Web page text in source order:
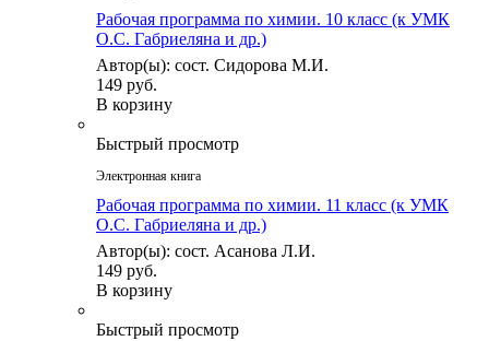
Рабочая программа по химии. 10 класс (к УМК
О.С. Габриеляна и др.)
Автор(ы): сост. Сидорова М.И.
149 руб.
В корзину
Быстрый просмотр
Электронная книга
Рабочая программа по химии. 11 класс (к УМК
О.С. Габриеляна и др.)
Автор(ы): сост. Асанова Л.И.
149 руб.
В корзину
Быстрый просмотр